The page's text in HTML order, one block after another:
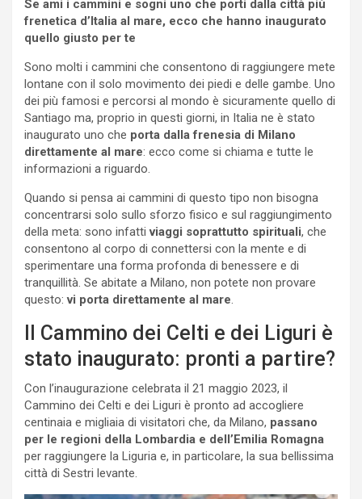
Se ami i cammini e sogni uno che porti dalla città più
frenetica d’Italia al mare, ecco che hanno inaugurato
quello giusto per te
Sono molti i cammini che consentono di raggiungere mete
lontane con il solo movimento dei piedi e delle gambe. Uno
dei più famosi e percorsi al mondo è sicuramente quello di
Santiago ma, proprio in questi giorni, in Italia ne è stato
inaugurato uno che porta dalla frenesia di Milano
direttamente al mare: ecco come si chiama e tutte le
informazioni a riguardo.
Quando si pensa ai cammini di questo tipo non bisogna
concentrarsi solo sullo sforzo fisico e sul raggiungimento
della meta: sono infatti viaggi soprattutto spirituali, che
consentono al corpo di connettersi con la mente e di
sperimentare una forma profonda di benessere e di
tranquillità. Se abitate a Milano, non potete non provare
questo:vi porta direttamente al mare.
Il Cammino dei Celti e dei Liguri è
stato inaugurato: pronti a partire?
Con l’inaugurazione celebrata il 21 maggio 2023, il
Cammino dei Celti e dei Liguri è pronto ad accogliere
centinaia e migliaia di visitatori che, da Milano, passano
per le regioni della Lombardia e dell’Emilia Romagna
per raggiungere la Liguria e, in particolare, la sua bellissima
città di Sestri levante.